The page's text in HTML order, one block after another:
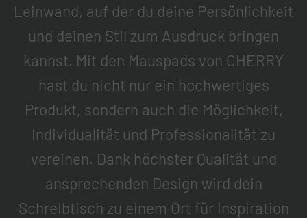
Leinwand, auf der du deine Persönlichkeit
und deinen Stil zum Ausdruck bringen
kannst. Mit den Mauspads von CHERRY
hast du nicht nur ein hochwertiges
Produkt, sondern auch die Möglichkeit,
Individualität und Professionalität zu
vereinen. Dank höchster Qualität und
ansprechenden Design wird dein
Schreibtisch zu einem Ort für Inspiration